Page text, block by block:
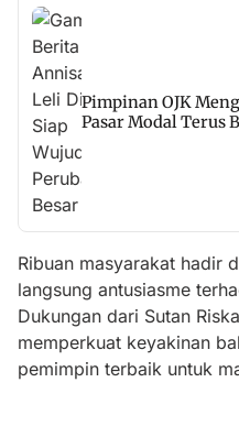
Pimpinan OJK
Pasar Modal Terus
Ribuan masyarakat hadir
langsung antusiasme
Dukungan dari Sutan
memperkuat keyakinan
pemimpin terbaik untuk